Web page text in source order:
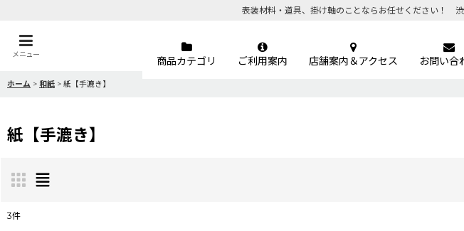
表装材料・道具、掛け軸のことならお任せください！
メニュー
商品カテゴリ ご利用案内 店舗案内＆アクセス お問い合
ホーム > 和紙 > 紙【手漉き】
紙【手漉き】
3件